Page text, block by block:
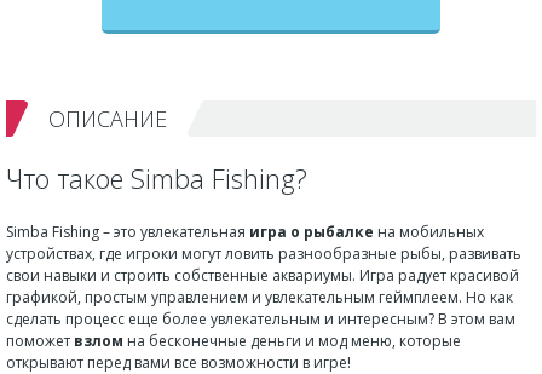
ОПИСАНИЕ
Что такое Simba Fishing?
Simba Fishing – это увлекательная игра о рыбалке на мобильных
устройствах, где игроки могут ловить разнообразные рыбы, развивать
свои навыки и строить собственные аквариумы. Игра радует красивой
графикой, простым управлением и увлекательным геймплеем. Но как
сделать процесс еще более увлекательным и интересным? В этом вам
поможет взлом на бесконечные деньги и мод меню, которые
открывают перед вами все возможности в игре!